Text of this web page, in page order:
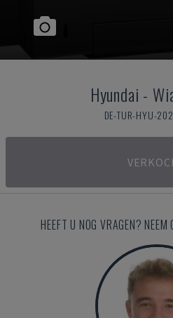
Hyundai -
DE-TUR-HYU-
HEEFT U NOG VRAGEN?